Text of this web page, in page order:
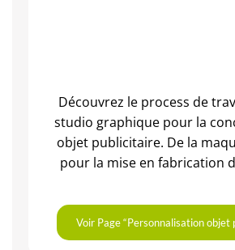
Découvrez le process de
studio graphique pour la
objet publicitaire. De la
pour la mise en fabrication
Voir Page “Personnalisation objet